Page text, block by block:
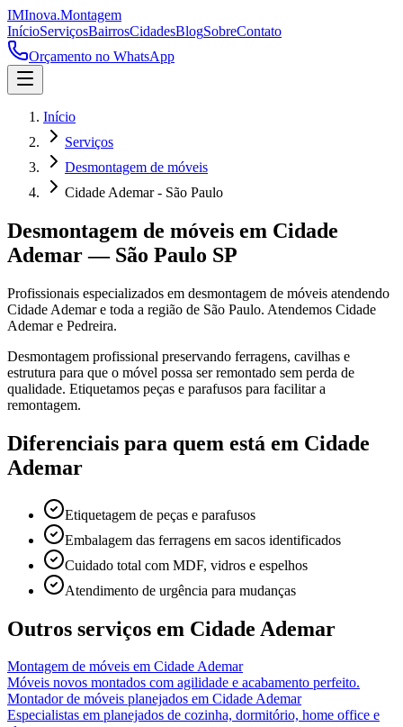
IMInova.Montagem
InícioServiçosBairrosCidadesBlogSobreContato
Orçamento no WhatsApp
Início
Serviços
Desmontagem de móveis
Cidade Ademar - São Paulo
Desmontagem de móveis em Cidade
Ademar— São Paulo SP
Profissionais especializados em desmontagem de móveis atendendo
Cidade Ademare toda a região de São Paulo. Atendemos Cidade
Ademar e Pedreira.
Desmontagem profissional preservando ferragens, cavilhas e
estrutura para que o móvel possa ser remontado sem perda de
qualidade. Etiquetamos peças e parafusos para facilitar a
remontagem.
Diferenciais para quem está em Cidade
Ademar
Etiquetagem de peças e parafusos
Embalagem das ferragens em sacos identificados
Cuidado total com MDF, vidros e espelhos
Atendimento de urgência para mudanças
Outros serviços em Cidade Ademar
Montagem de móveis em Cidade Ademar
Móveis novos montados com agilidade e acabamento perfeito.
Montador de móveis planejados em Cidade Ademar
Especialistas em planejados de cozinha, dormitório, home office e